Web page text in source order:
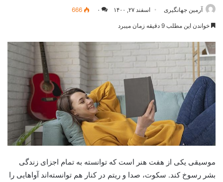
آرمین جهانگیری اسفند ۲۷, ۱۴۰۰ ۰ 666
خواندن این مطلب 9 دقیقه زمان میبرد
موسیقی یکی از هفت هنر است که توانسته به تمام اجزای زندگی
بشر رسوخ کند. سکوت، صدا و ریتم در کنار هم توانسته‌اند آواهایی را